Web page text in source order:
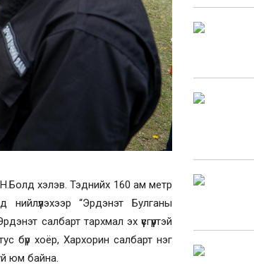
Н.Болд хэлэв. Тэднийх 160 ам метр
“Эрдэнэт Булганы
салбарт тархмал эх үүсгүүртэй
бүр хоёр, Хархорин салбарт нэг
юм байна.